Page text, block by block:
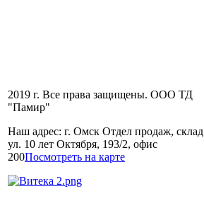
2019 г. Все права защищены. ООО ТД
"Памир"
Наш адрес: г. Омск Отдел продаж, склад
ул. 10 лет Октября, 193/2, офис
200Посмотреть на карте